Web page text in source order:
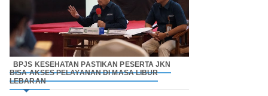
BPJS KESEHATAN PASTIKAN PESERTA JKN
BISA AKSES PELAYANAN DI MASA LIBUR
LEBARAN